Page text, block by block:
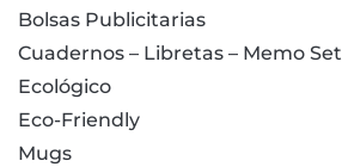
Bolsas Publicitarias
Cuadernos – Libretas – Memo Set
Ecológico
Eco-Friendly
Mugs